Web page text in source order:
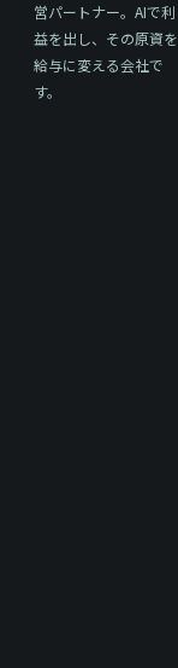
営パートナー。AIで利
益を出し、その原資を
給与に変える会社で
す。